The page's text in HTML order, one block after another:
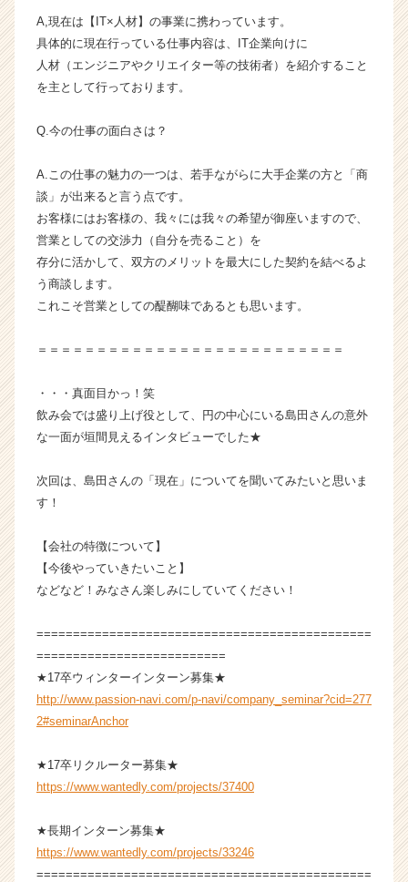
ベ
ン
ャ
ー・
長
業
か
ス
カ
ウ
が
サ
イ
ト
ア
ア
（C
h
e
r
r）
A,現在は【IT×人材】の事業に携わっています。
具体的に現在行っている仕事内容は、IT企業向けに
人材（エンジニアやクリエイター等の技術者）を紹介すること
を主として行っております。
Q.今の仕事の面白さは？
A.この仕事の魅力の一つは、若手ながらに大手企業の方と「商
談」が出来ると言う点です。
お客様にはお客様の、我々には我々の希望が御座いますので、
営業としての交渉力（自分を売ること）を
存分に活かして、双方のメリットを最大にした契約を結べるよ
う商談します。
これこそ営業としての醍醐味であるとも思います。
＝＝＝＝＝＝＝＝＝＝＝＝＝＝＝＝＝＝＝＝＝＝＝＝＝＝
・・・真面目かっ！笑
飲み会では盛り上げ役として、円の中心にいる島田さんの意外
な一面が垣間見えるインタビューでした★
次回は、島田さんの「現在」についてを聞いてみたいと思いま
す！
【会社の特徴について】
【今後やっていきたいこと】
などなど！みなさん楽しみにしていてください！
==============================================
==========================
★17卒ウィンターインターン募集★
http://www.passion-navi.com/p-navi/company_seminar?cid=277
2#seminarAnchor
★17卒リクルーター募集★
https://www.wantedly.com/projects/37400
★長期インターン募集★
https://www.wantedly.com/projects/33246
==============================================